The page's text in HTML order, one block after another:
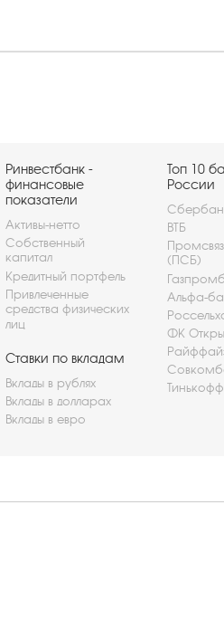
Ринвестбанк -
финансовые
показатели
Активы-нетто
Собственный
капитал
Кредитный портфель
Привлеченные
средства физических
лиц
Ставки по вкладам
Вклады в рублях
Вклады в долларах
Вклады в евро
Топ 10
России
ВТБ
(ПСБ)
Альфа-
ФК